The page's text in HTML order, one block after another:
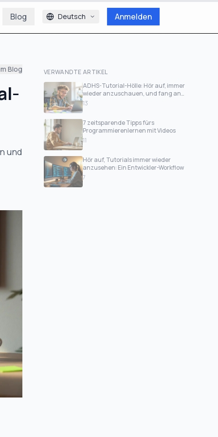
Blog Deutsch Anmelden
Blog
und
VERWANDTE ARTIKEL
ADHS-Tutorial-Hölle: Hör auf, immer
wieder anzuschauen, und fang an
zu bauen
13
7 zeitsparende Tipps fürs
Programmierenlernen mit Videos
11
Hör auf, Tutorials immer wieder
anzusehen: Ein Entwickler-Workflow
7